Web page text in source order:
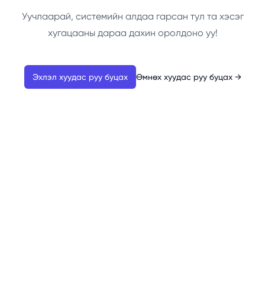
Уучлаарай, системийн алдаа гарсан тул та хэсэг
хугацааны дараа дахин оролдоно уу!
Эхлэл хуудас руу буцах Өмнөх хуудас руу буцах →